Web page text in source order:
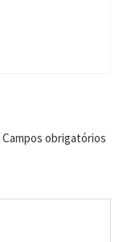
Campos obrigatórios